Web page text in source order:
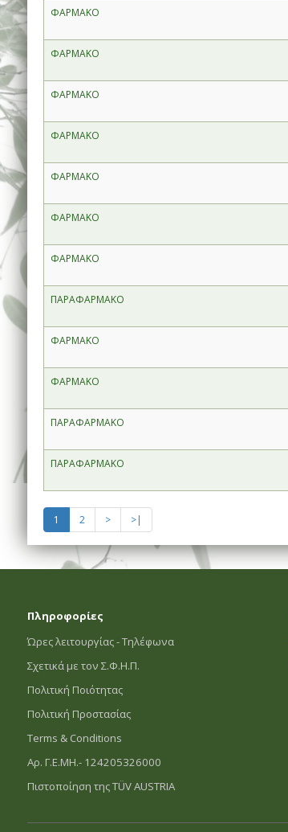
ΦΑΡΜΑΚΟ
ΦΑΡΜΑΚΟ
ΦΑΡΜΑΚΟ
ΦΑΡΜΑΚΟ
ΦΑΡΜΑΚΟ
ΦΑΡΜΑΚΟ
ΦΑΡΜΑΚΟ
ΠΑΡΑΦΑΡΜΑΚΟ
ΦΑΡΜΑΚΟ
ΦΑΡΜΑΚΟ
ΠΑΡΑΦΑΡΜΑΚΟ
ΠΑΡΑΦΑΡΜΑΚΟ
1 2 > >|
Πληροφορίες
Ώρες λειτουργίας - Τηλέφωνα
Σχετικά με τον Σ.Φ.Η.Π.
Πολιτική Ποιότητας
Πολιτική Προστασίας
Terms & Conditions
Αρ. Γ.Ε.ΜΗ.- 124205326000
Πιστοποίηση της TÜV AUSTRIA